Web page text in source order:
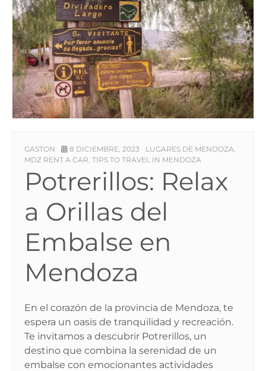
GASTON 8 DICIEMBRE, 2023 LUGARES DE MENDOZA
MDZ RENT A CAR TIPS TO TRAVEL IN MENDOZA
Potrerillos: Relax
a Orillas del
Embalse en
Mendoza
En el corazón de la provincia de Mendoza, te
espera un oasis de tranquilidad y recreación.
Te invitamos a descubrir Potrerillos, un
destino que combina la serenidad de un
embalse con emocionantes actividades